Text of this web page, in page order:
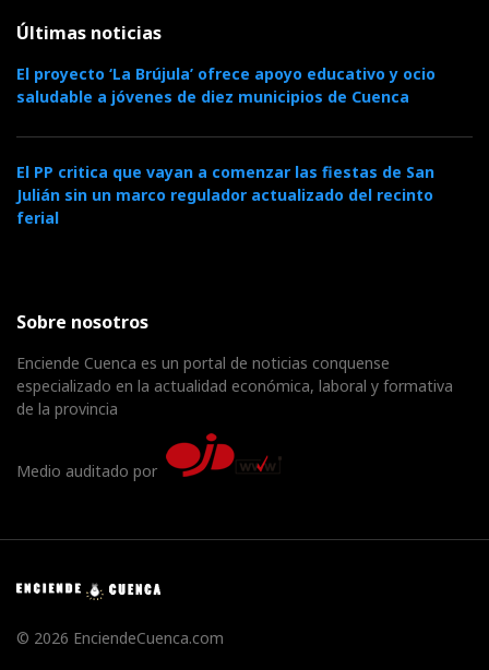
Últimas noticias
El proyecto ‘La Brújula’ ofrece apoyo educativo y ocio
saludable a jóvenes de diez municipios de Cuenca
El PP critica que vayan a comenzar las fiestas de San
Julián sin un marco regulador actualizado del recinto
ferial
Sobre nosotros
Enciende Cuenca es un portal de noticias conquense
especializado en la actualidad económica, laboral y formativa
de la provincia
Medio auditado por
© 2026 EnciendeCuenca.com